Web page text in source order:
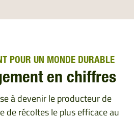
POUR UN MONDE DURABLE
en chiffres
à devenir le producteur de
de récoltes le plus efficace au